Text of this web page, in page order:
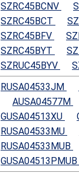
SZRC45BCNV
SZRC45BCT
SZRC45BFV
SZRC45BYT
SZRUC45BYV
RUSA04533JM
AUSA04577M
GUSA04513XU
RUSA04533MU
RUSA04533MUB
GUSA04513PMUB